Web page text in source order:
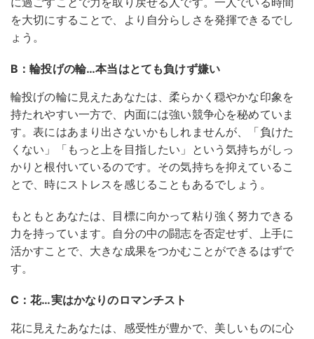
を大切にすることで、より自分らしさを発揮できるでし
ょう。
B：輪投げの輪…本当はとても負けず嫌い
輪投げの輪に見えたあなたは、柔らかく穏やかな印象を
持たれやすい一方で、内面には強い競争心を秘めていま
す。表にはあまり出さないかもしれませんが、「負けた
くない」「もっと上を目指したい」という気持ちがしっ
かりと根付いているのです。その気持ちを抑えているこ
とで、時にストレスを感じることもあるでしょう。
もともとあなたは、目標に向かって粘り強く努力できる
力を持っています。自分の中の闘志を否定せず、上手に
活かすことで、大きな成果をつかむことができるはずで
す。
C：花…実はかなりのロマンチスト
花に見えたあなたは、感受性が豊かで、美しいものに心